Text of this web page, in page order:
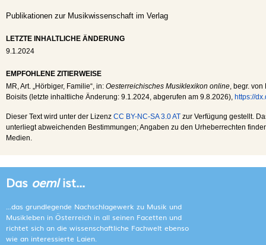
Publikationen zur Musikwissenschaft im Verlag
LETZTE INHALTLICHE ÄNDERUNG
9.1.2024
EMPFOHLENE ZITIERWEISE
MR, Art. „Hörbiger, Familie“, in: Oesterreichisches Musiklexikon online, begr. von
Boisits (letzte inhaltliche Änderung: 9.1.2024, abgerufen am 9.8.2026), https://
Dieser Text wird unter der Lizenz CC BY-NC-SA 3.0 AT zur Verfügung gestellt.
unterliegt abweichenden Bestimmungen; Angaben zu den Urheberrechten
Medien.
Das oemlist...
...das grundlegende Nachschlagewerk zu Musik und
Musikleben in Österreich in all seinen Facetten und
richtet sich an die wissenschaftliche Fachwelt ebenso
wie an interessierte Laien.